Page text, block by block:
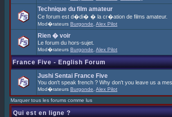
Technique du film amateur
Ce forum est d�di� � la cr�ation de films amateur.
Mod�rateurs Burgonde Alex Pilot
Rien � voir
Le forum du hors-sujet.
Mod�rateurs Burgonde Alex Pilot
France Five - English Forum
Jushi Sentai France Five
You don't speak french ? Why don't you leave us a
Mod�rateurs Burgonde Alex Pilot
Marquer tous les forums comme lus
Qui est en ligne ?